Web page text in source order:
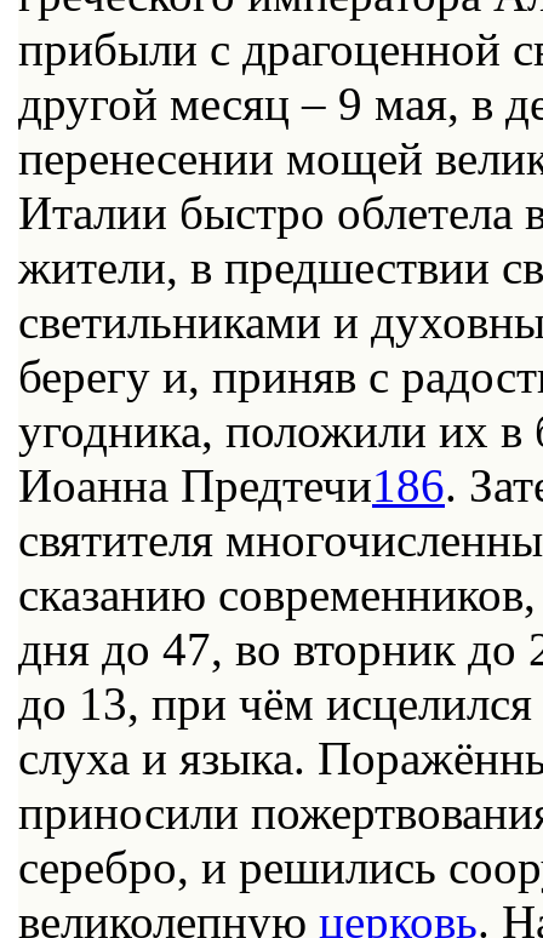
прибыли с драгоценной
другой месяц – 9 мая, в
перенесении мощей
Италии быстро облетела
жители, в предшествии
светильниками и
берегу и, приняв с
угодника, положили их
Иоанна Предтечи186.
святителя
сказанию
дня до 47, во вторник до
до 13, при чём
слуха и языка.
приносили
серебро, и решились
великолепную церковь.